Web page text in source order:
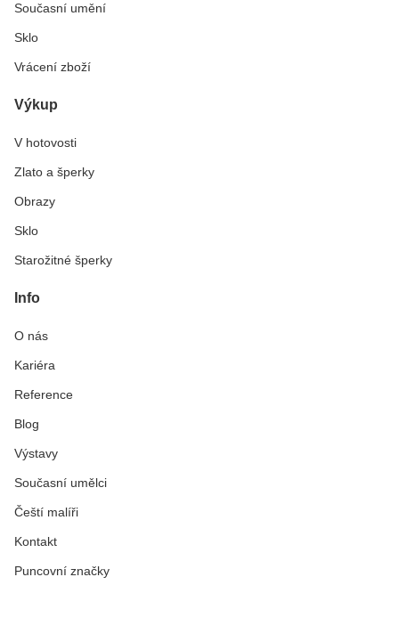
Současní umění
Sklo
Vrácení zboží
Výkup
V hotovosti
Zlato a šperky
Obrazy
Sklo
Starožitné šperky
Info
O nás
Kariéra
Reference
Blog
Výstavy
Současní umělci
Čeští malíři
Kontakt
Puncovní značky